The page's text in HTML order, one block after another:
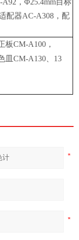
A92 ，Φ25.4mm目标
配器AC-A308 ，配
板CM-A100 ，
皿CM-A130
13